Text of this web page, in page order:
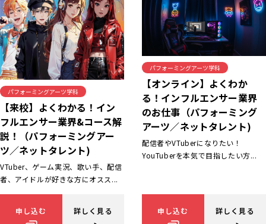
パフォーミングアーツ学科
【来校】よくわかる！イン
フルエンサー業界&コース解
説！（パフォーミングアー
ツ／ネットタレント)
VTuber、ゲーム実況、歌い手、配信
者、アイドルが好きな方にオスス...
申し込む 詳しく見る
パフォーミングアーツ学科
【オンライン】よくわか
る！インフルエンサー業界
のお仕事（パフォーミング
アーツ／ネットタレント)
配信者やVTuberになりたい！
YouTuberを本気で目指したい方...
申し込む 詳しく見る